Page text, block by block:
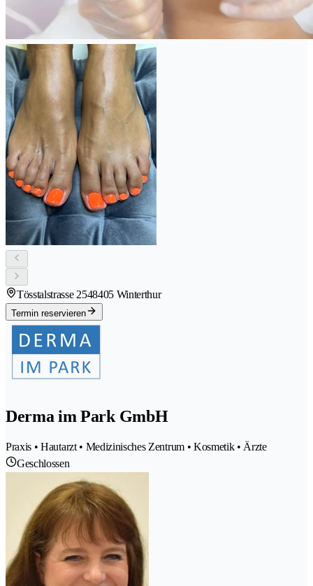
Tösstalstrasse 2548405 Winterthur
Termin reservieren
Derma im Park GmbH
Praxis • Hautarzt • Medizinisches Zentrum • Kosmetik • Ärzte
Geschlossen